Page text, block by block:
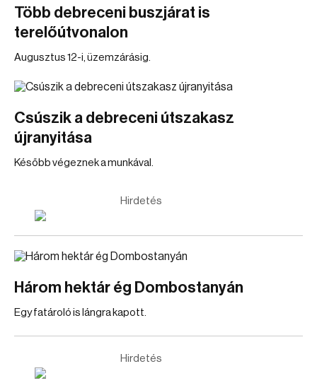
Több debreceni buszjárat is
terelőútvonalon
Augusztus 12-i, üzemzárásig.
Csúszik a debreceni útszakasz
újranyitása
Később végeznek a munkával.
Hirdetés
Három hektár ég Dombostanyán
Egy fatároló is lángra kapott.
Hirdetés